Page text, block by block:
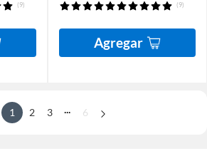
(9) (9)
Agregar
1 2 3 ... 6